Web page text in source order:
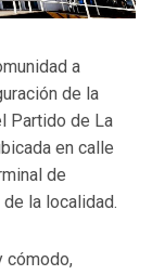
a
de la
Partido de La
en calle
de
la localidad.
cómodo,